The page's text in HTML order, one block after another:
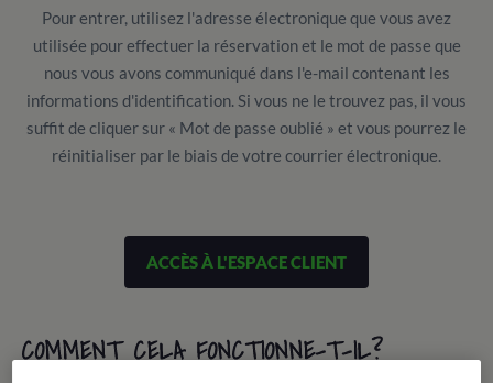
Pour entrer, utilisez l'adresse électronique que vous avez
utilisée pour effectuer la réservation et le mot de passe que
nous vous avons communiqué dans l'e-mail contenant les
informations d'identification. Si vous ne le trouvez pas, il vous
suffit de cliquer sur « Mot de passe oublié » et vous pourrez le
réinitialiser par le biais de votre courrier électronique.
ACCÈS À L'ESPACE CLIENT
COMMENT CELA FONCTIONNE-T-IL?